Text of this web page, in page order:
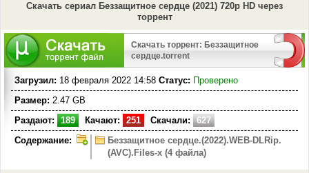
Скачать сериал Беззащитное сердце (2021) 720p HD через
торрент
Скачать торрент: Беззащитное
сердце.torrent
Загрузил: 18 февраля 2022 14:58 Статус: Проверено
Размер: 2.47 GB
Раздают:
189 Качают: 251 Скачали:
627
Содержание:
Беззащитное сердце.(2022).WEB-DLRip.
(AVC).Files-x (4 файла)